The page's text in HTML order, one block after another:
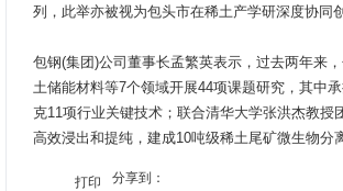
列，此举亦被视为包头市在稀土产学研深度协同
包钢(集团)公司董事长孟繁英表示，过去两年来
土储能材料等7个领域开展44项课题研究，其中
克11项行业关键技术；联合清华大学张洪杰教
高效浸出和提纯，建成10吨级稀土尾矿微生物分
打印 分享到：